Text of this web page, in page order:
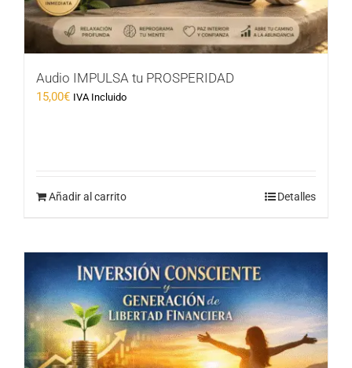
Audio IMPULSA tu PROSPERIDAD
15,00€ IVA Incluido
Añadir al carrito Detalles